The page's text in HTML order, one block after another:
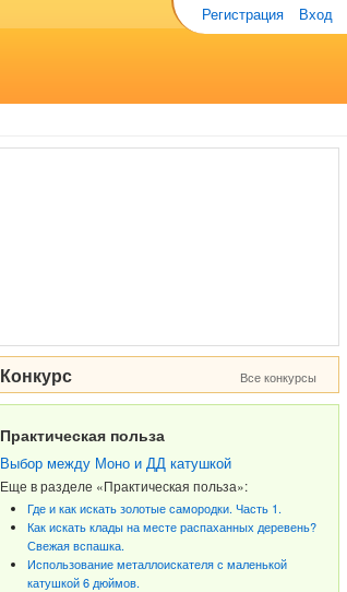
Регистрация Вход
Конкурс Все конкурсы
Практическая польза
Выбор между Моно и ДД катушкой
Еще в разделе «Практическая польза»:
Где и как искать золотые самородки. Часть 1.
Как искать клады на месте распаханных деревень?
Свежая вспашка.
Использование металлоискателя с маленькой
катушкой 6 дюймов.